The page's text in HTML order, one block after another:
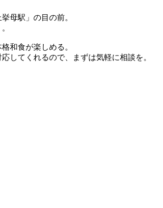
母駅」の目の前。
和食が楽しめる。
してくれるので、まずは気軽に相談を。